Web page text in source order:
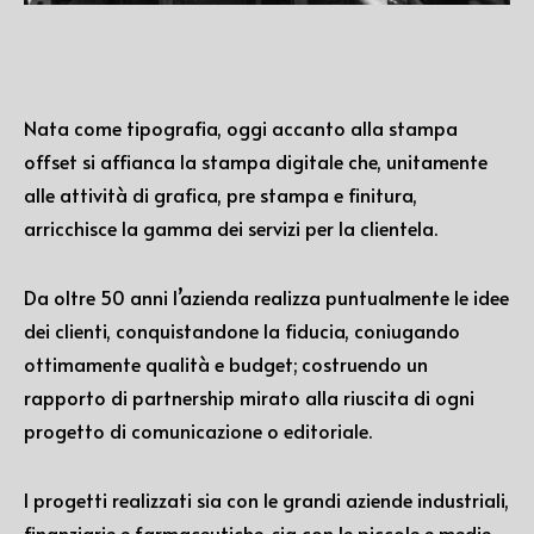
Nata come tipografia, oggi accanto alla stampa
offset si affianca la stampa digitale che, unitamente
alle attività di grafica, pre stampa e finitura,
arricchisce la gamma dei servizi per la clientela.
Da oltre 50 anni l’azienda realizza puntualmente le idee
dei clienti, conquistandone la fiducia, coniugando
ottimamente qualità e budget; costruendo un
rapporto di partnership mirato alla riuscita di ogni
progetto di comunicazione o editoriale.
I progetti realizzati sia con le grandi aziende industriali,